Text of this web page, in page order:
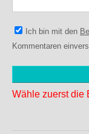
Ich bin mit den
Kommentaren
Wähle zuerst die